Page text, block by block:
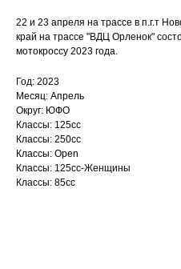
22 и 23 апреля на трассе в п.г.т
край на трассе "ВДЦ Орленок"
мотокроссу 2023 года.
Год: 2023
Месяц: Апрель
Округ: ЮФО
Классы: 125сс
Классы: 250сс
Классы: Open
Классы: 125cc-Женщины
Классы: 85сс